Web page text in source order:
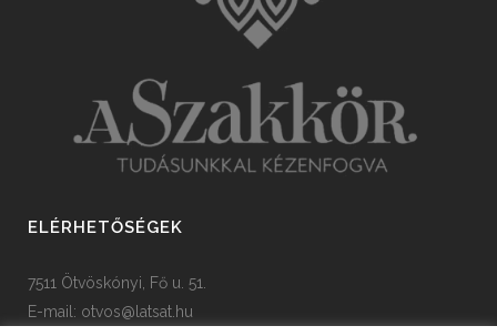
ELÉRHETŐSÉGEK
7511 Ötvöskónyi, Fő u. 51.
E-mail: otvos@latsat.hu